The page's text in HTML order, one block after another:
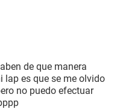
de que manera
lap es que se me olvido
no puedo efectuar